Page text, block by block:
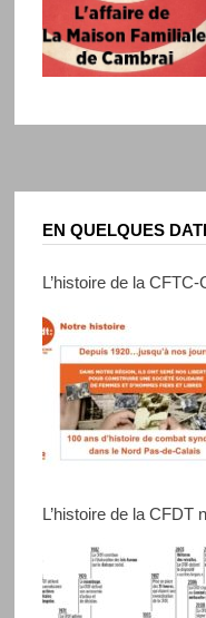
EN QUELQUES
L’histoire de la
L’histoire de la CFDT